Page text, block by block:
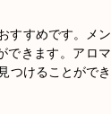
すすめです。メン
できます。アロマ
つけることができ